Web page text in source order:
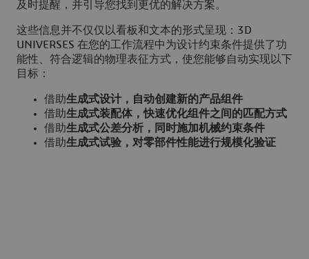
及时提醒，并引导您找到更优的解决方案。
这些信息并不仅仅以看板和文本的形式呈现：3D
UNIVERSES 在您的工作流程中为设计约束条件提供了功
能性、符合逻辑的物理表征方式，使您能够自动实现以下
目标：
借助生成式设计，自动创建新的产品组件
借助生成式装配体，快速优化组件之间的匹配方式
借助生成式公差分析，同时施加机械约束条件
借助生成式试验，对零部件性能进行规模化验证